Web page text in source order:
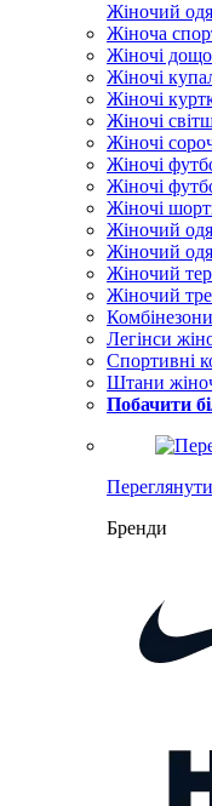
Жіночий
Жіноча
Жіночі
Жіночі
Жіночі
Жіночі
Жіночі
Жіночі
Жіночі
Жіночі
Жіночий
Жіночий
Жіночий
Жіночий
Легінси
Спортивні
Штани
Побачити
Бренди